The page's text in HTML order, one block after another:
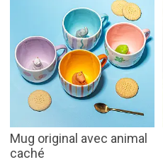
Mug original avec animal
caché